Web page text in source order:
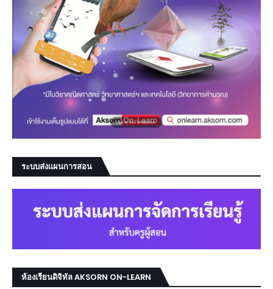
ระบบส่งแผนการสอน
ห้องเรียนดิจิทัล AKSORN ON-LEARN